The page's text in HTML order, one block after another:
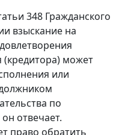
348 Гражданского
взыскание на
(кредитора) может
или
по
отвечает.
право обратить